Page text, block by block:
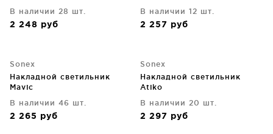
В наличии 28 шт.
2 248 руб
В наличии 12 шт.
2 257 руб
Sonex
Накладной светильник
Mavic
В наличии 46 шт.
2 265 руб
Sonex
Накладной светильник
Atiko
В наличии 20 шт.
2 297 руб